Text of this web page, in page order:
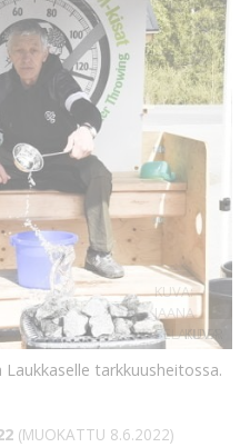
KUVA:
KUVA:
JAANA
SELANDER
tarkkuusheitossa.
(MUOKATTU 8.6.2022)